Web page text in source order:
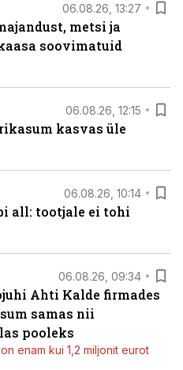
06.08.26, 13:27
metsi ja
soovimatuid
06.08.26, 12:15
kasvas üle
06.08.26, 10:14
all: tootjale ei tohi
06.08.26, 09:34
Ahti Kalde firmades
samas nii
pooleks
enam kui 1,2 miljonit eurot